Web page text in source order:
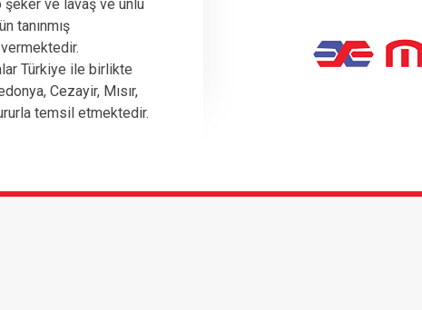
şeker ve lavaş ve unlu
tanınmış
Türkiye ile birlikte
Cezayir, Mısır,
temsil etmektedir.